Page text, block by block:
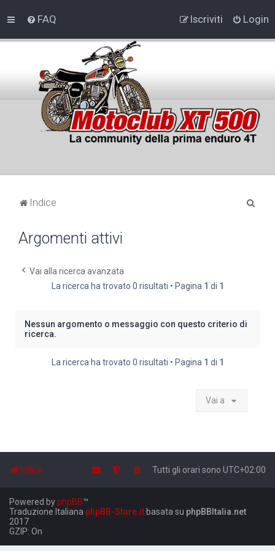
FAQ Login
Iscriviti
Indice
Argomenti attivi
Vai alla ricerca avanzata
La ricerca ha trovato 0 risultati • Pagina 1 di 1
Nessun argomento o messaggio con questo criterio di
ricerca.
La ricerca ha trovato 0 risultati • Pagina 1 di 1
Vai a
Indice Tutti gli orari sono UTC+02:00
Powered byphpBB™
Traduzione Italiana phpBB-Store.it basata su phpBBItalia.net
2017
GZIP: On